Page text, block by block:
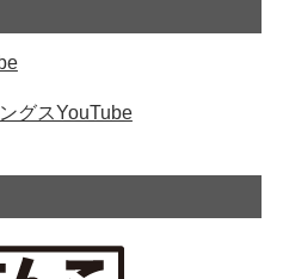
グスYouTube